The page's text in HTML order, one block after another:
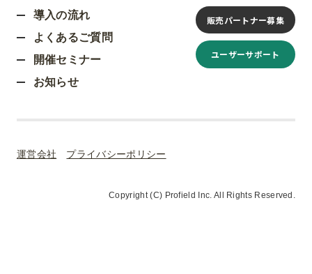
導入の流れ
よくあるご質問
開催セミナー
お知らせ
販売パートナー募集
ユーザーサポート
運営会社 プライバシーポリシー
Copyright (C) Profield Inc. All Rights Reserved.